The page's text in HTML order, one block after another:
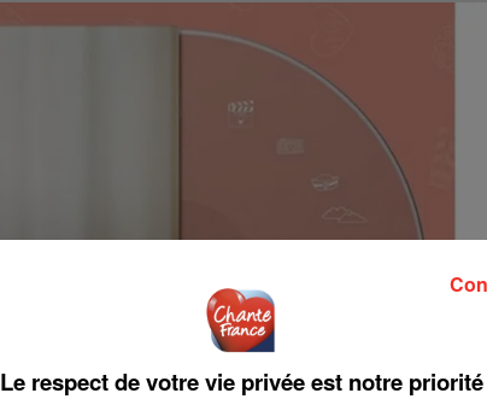
Le respect de votre vie privée est notre priorité